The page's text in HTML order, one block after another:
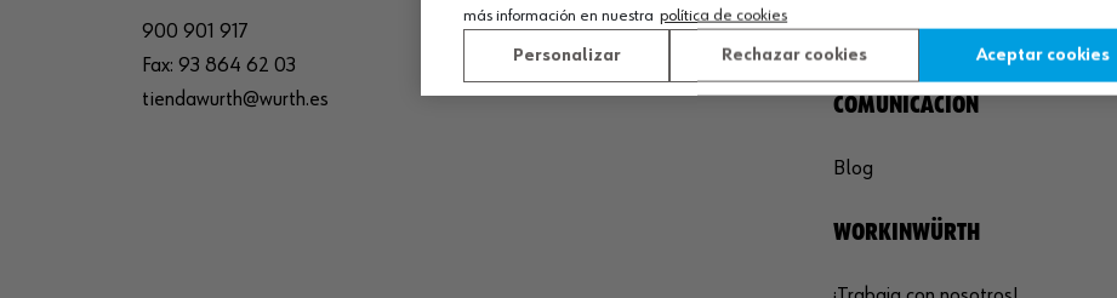
900 901 917
Fax: 93 864 62 03
tiendawurth@wurth.es
94 101 03 01
sede_agoncillo@wurth.es
Sostenibilidad
COMUNICACIÓN
Blog
WORKINWÜRTH
más información en nuestra política de cookies
Personalizar Rechazar cookies Aceptar cookies